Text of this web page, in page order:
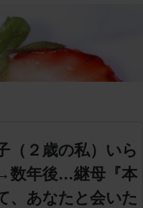
（２歳の私）いら
数年後…継母『本
、あなたと会いた